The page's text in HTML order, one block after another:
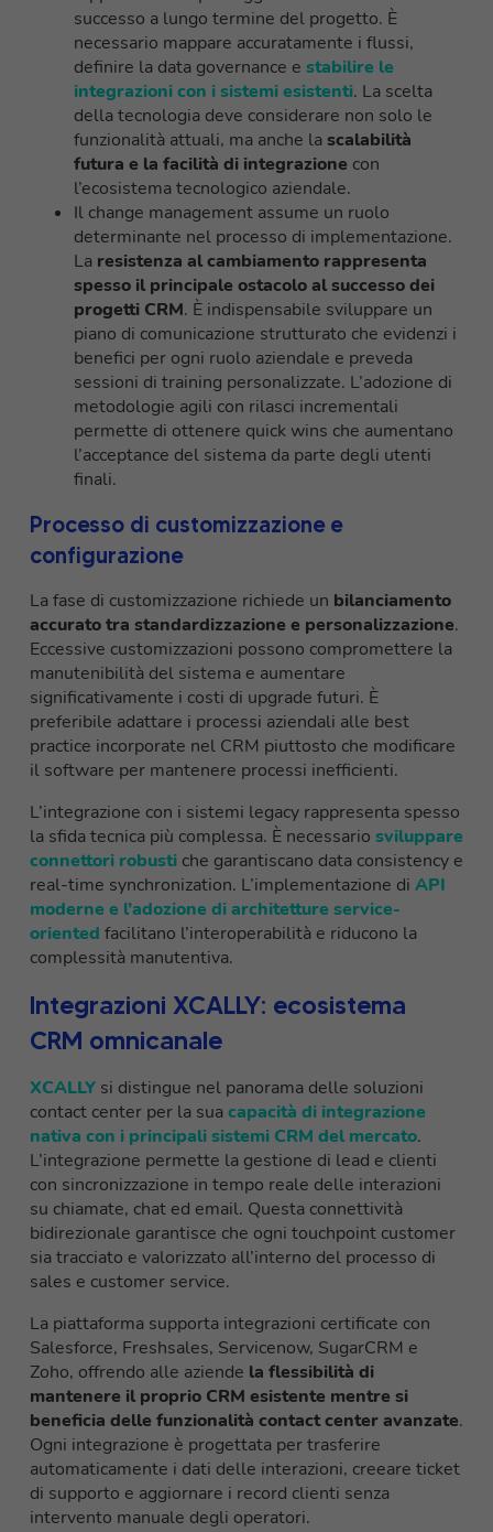
successo a lungo termine del progetto. È
necessario mappare accuratamente i flussi,
definire la data governance e stabilire le
integrazioni con i sistemi esistenti. La scelta
della tecnologia deve considerare non solo le
funzionalità attuali, ma anche lascalabilità
futura e la facilità di integrazione con
l’ecosistema tecnologico aziendale.
Il change management assume un ruolo
determinante nel processo di implementazione.
La resistenza al cambiamento rappresenta
spesso il principale ostacolo al successo dei
progetti CRM. È indispensabile sviluppare un
piano di comunicazione strutturato che evidenzi i
benefici per ogni ruolo aziendale e preveda
sessioni di training personalizzate. L’adozione di
metodologie agili con rilasci incrementali
permette di ottenere quick wins che aumentano
l’acceptance del sistema da parte degli utenti
finali.
Processo di customizzazione e
configurazione
La fase di customizzazione richiede un bilanciamento
accurato tra standardizzazione e personalizzazione.
Eccessive customizzazioni possono compromettere la
manutenibilità del sistema e aumentare
significativamente i costi di upgrade futuri. È
preferibile adattare i processi aziendali alle best
practice incorporate nel CRM piuttosto che modificare
il software per mantenere processi inefficienti.
L’integrazione con i sistemi legacy rappresenta spesso
la sfida tecnica più complessa. È necessario sviluppare
connettori robusti che garantiscano data consistency e
real-time synchronization. L’implementazione di API
moderne e l’adozione di architetture service-
oriented facilitano l’interoperabilità e riducono la
complessità manutentiva.
Integrazioni XCALLY: ecosistema
CRM omnicanale
XCALLY si distingue nel panorama delle soluzioni
contact center per la suacapacità di integrazione
nativa con i principali sistemi CRM del mercato.
L’integrazione permette la gestione di lead e clienti
con sincronizzazione in tempo reale delle interazioni
su chiamate, chat ed email. Questa connettività
bidirezionale garantisce che ogni touchpoint customer
sia tracciato e valorizzato all’interno del processo di
sales e customer service.
La piattaforma supporta integrazioni certificate con
Salesforce, Freshsales, Servicenow, SugarCRM e
Zoho, offrendo alle aziende la flessibilità di
mantenere il proprio CRM esistente mentre si
beneficia delle funzionalità contact center avanzate.
Ogni integrazione è progettata per trasferire
automaticamente i dati delle interazioni, creeare ticket
di supporto e aggiornare i record clienti senza
intervento manuale degli operatori.